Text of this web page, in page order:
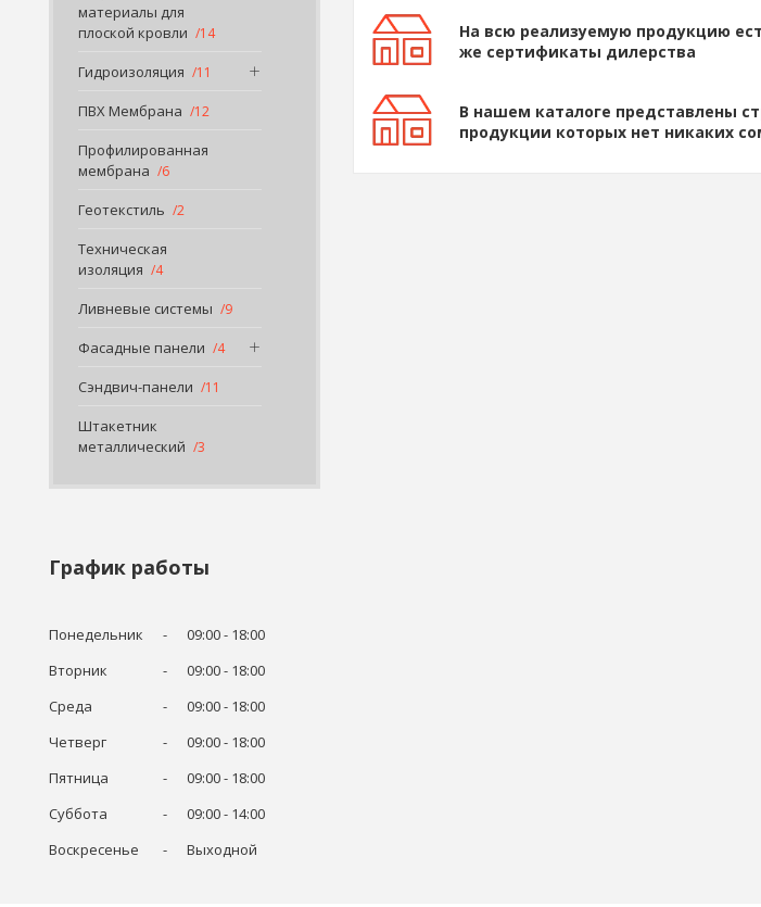
материалы для
плоской кровли
14
Гидроизоляция 11
ПВХ Мембрана 12
Профилированная
мембрана
6
Геотекстиль 2
Техническая
изоляция
4
Ливневые системы 9
Фасадные панели 4
Сэндвич-панели 11
Штакетник
металлический
3
График работы
Понедельник 09:00
18:00
Вторник
09:00
18:00
Среда
09:00
18:00
Четверг
09:00
18:00
Пятница
09:00
18:00
Суббота
09:00
14:00
Воскресенье
Выходной
На всю реализуемую продукцию
же сертификаты дилерства
В нашем каталоге представлены
продукции которых нет никаких